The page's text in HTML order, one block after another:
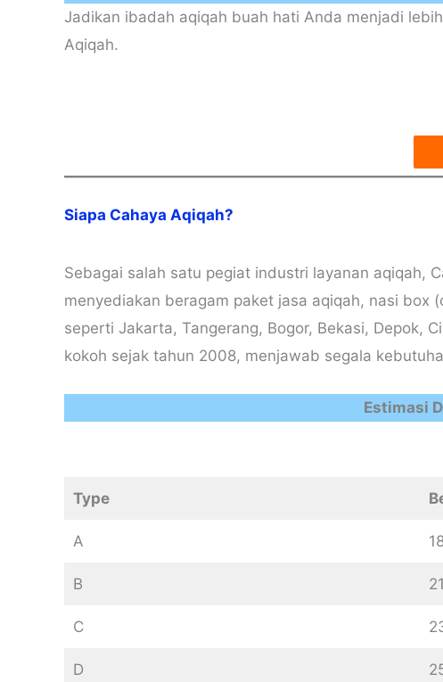
Jadikan ibadah aqiqah buah hati Anda menjadi
Aqiqah.
Siapa Cahaya Aqiqah?
Sebagai salah satu pegiat industri layanan aqiqah,
menyediakan beragam paket jasa aqiqah, nasi box
seperti Jakarta, Tangerang, Bogor, Bekasi, Depok,
kokoh sejak tahun 2008, menjawab segala
Estimasi
Type
A
B
C
D